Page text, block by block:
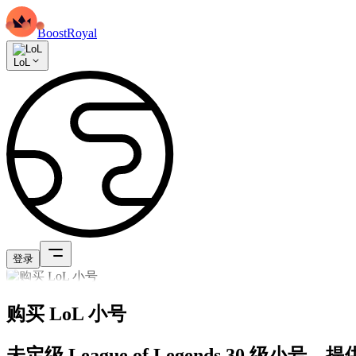
BoostRoyal
LoL
登录
购买 LoL 小号